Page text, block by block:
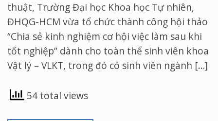
thuật, Trường Đại học Khoa học Tự nhiên,
ĐHQG-HCM vừa tổ chức thành công hội thảo
“Chia sẻ kinh nghiệm cơ hội việc làm sau khi
tốt nghiệp” dành cho toàn thể sinh viên khoa
Vật lý – VLKT, trong đó có sinh viên ngành […]
54 total views